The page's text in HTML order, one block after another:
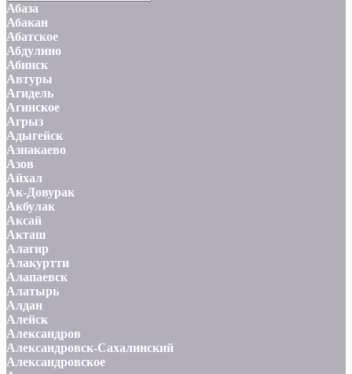
Абаза
Абакан
Абатское
Абдулино
Абинск
Автуры
Агидель
Агинское
Агрыз
Адыгейск
Азнакаево
Азов
Айхал
Ак-Довурак
Акбулак
Аксай
Акташ
Алагир
Алакуртти
Алапаевск
Алатырь
Алдан
Алейск
Александров
Александровск-Сахалинский
Александровское